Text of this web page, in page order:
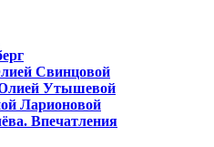
Свинцовой
Утышевой
Ларионовой
Впечатления